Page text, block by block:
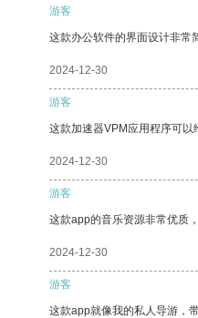
游客
这款办公软件的界面设计非常
2024-12-30
游客
这款加速器VPM应用程序可以
2024-12-30
游客
这款app的音乐资源非常优质
2024-12-30
游客
这款app就像我的私人导游，